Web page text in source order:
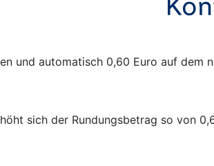
und automatisch 0,60 Euro auf dem
sich der Rundungsbetrag so von